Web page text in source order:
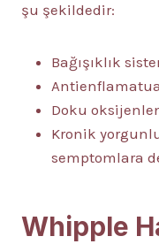
şu şekildedir:
Bağışıklık
Doku
Kronik
semptomlara
Whipple